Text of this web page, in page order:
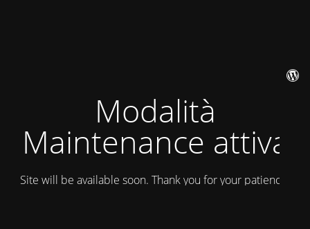
Modalità
Maintenance attiva
Site will be available soon. Thank you for your patience!